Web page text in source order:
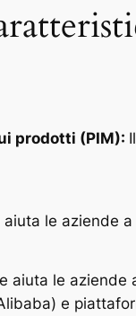
prodotti (PIM):
le aziende
aiuta le aziende
e